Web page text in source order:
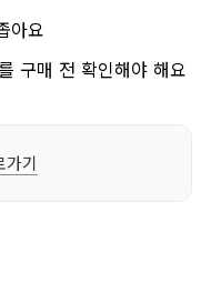
아요
구매 전 확인해야 해요
가기